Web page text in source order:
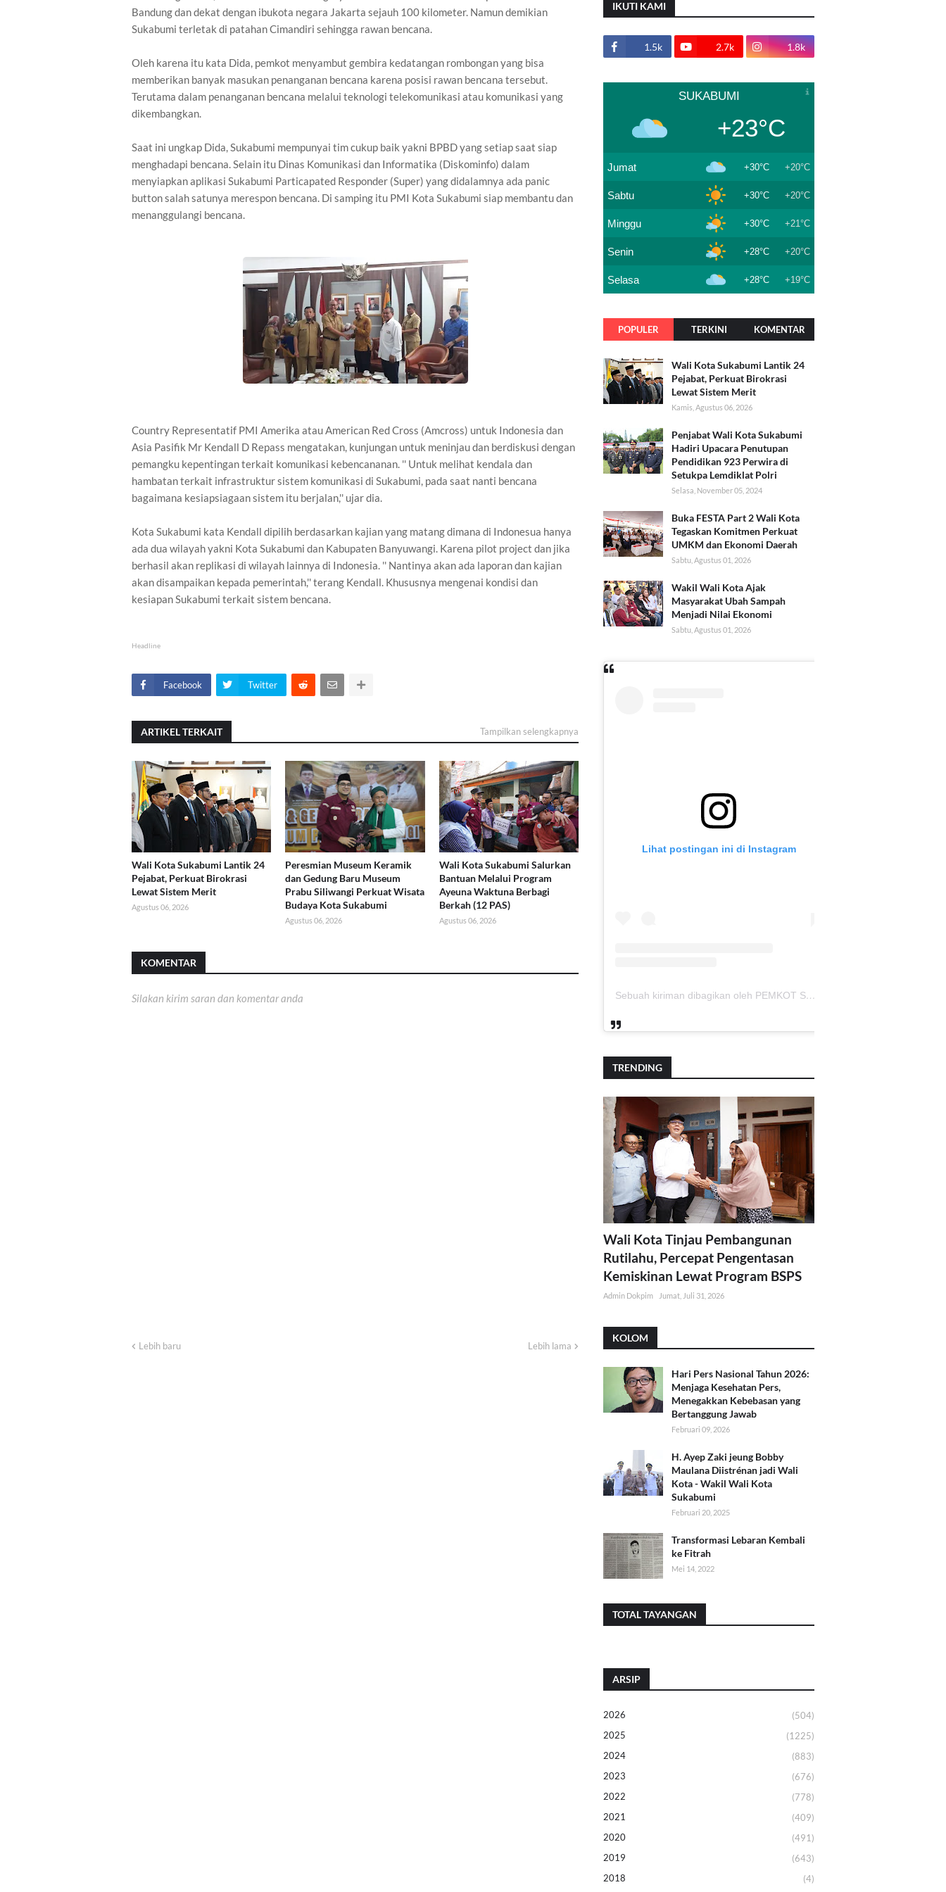
Bandung dan dekat dengan ibukota negara Jakarta sejauh 100 kilometer. Namun demikian
Sukabumi terletak di patahan Cimandiri sehingga rawan bencana.
Oleh karena itu kata Dida, pemkot menyambut gembira kedatangan rombongan yang bisa
memberikan banyak masukan penanganan bencana karena posisi rawan bencana tersebut.
Terutama dalam penanganan bencana melalui teknologi telekomunikasi atau komunikasi yang
dikembangkan.
Saat ini ungkap Dida, Sukabumi mempunyai tim cukup baik yakni BPBD yang setiap saat siap
menghadapi bencana. Selain itu Dinas Komunikasi dan Informatika (Diskominfo) dalam
menyiapkan aplikasi Sukabumi Particapated Responder (Super) yang didalamnya ada panic
button salah satunya merespon bencana. Di samping itu PMI Kota Sukabumi siap membantu dan
menanggulangi bencana.
Country Representatif PMI Amerika atau American Red Cross (Amcross) untuk Indonesia dan
Asia Pasifik Mr Kendall D Repass mengatakan, kunjungan untuk meninjau dan berdiskusi dengan
pemangku kepentingan terkait komunikasi kebencananan. '' Untuk melihat kendala dan
hambatan terkait infrastruktur sistem komunikasi di Sukabumi, pada saat nanti bencana
bagaimana kesiapsiagaan sistem itu berjalan,'' ujar dia.
Kota Sukabumi kata Kendall dipilih berdasarkan kajian yang matang dimana di Indonesua hanya
ada dua wilayah yakni Kota Sukabumi dan Kabupaten Banyuwangi. Karena pilot project dan jika
berhasil akan replikasi di wilayah lainnya di Indonesia. '' Nantinya akan ada laporan dan kajian
akan disampaikan kepada pemerintah,'' terang Kendall. Khususnya mengenai kondisi dan
kesiapan Sukabumi terkait sistem bencana.
Headline
Facebook Twitter
ARTIKEL TERKAIT Tampilkan selengkapnya
Wali Kota Sukabumi Lantik 24
Pejabat, Perkuat Birokrasi
Lewat Sistem Merit
Agustus 06, 2026
Peresmian Museum Keramik
dan Gedung Baru Museum
Prabu Siliwangi Perkuat Wisata
Budaya Kota Sukabumi
Agustus 06, 2026
Wali Kota Sukabumi Salurkan
Bantuan Melalui Program
Ayeuna Waktuna Berbagi
Berkah (12 PAS)
Agustus 06, 2026
KOMENTAR
Silakan kirim saran dan komentar anda
Lebih baru Lebih lama
IKUTI KAMI
1.5k 2.7k 1.8k
SUKABUMI
+23°C
Jumat +30°C +20°C
Sabtu +30°C +20°C
Minggu +30°C +21°C
Senin +28°C +20°C
Selasa +28°C +19°C
POPULER TERKINI KOMENTAR
Wali Kota Sukabumi Lantik 24
Pejabat, Perkuat Birokrasi
Lewat Sistem Merit
Kamis, Agustus 06, 2026
Penjabat Wali Kota Sukabumi
Hadiri Upacara Penutupan
Pendidikan 923 Perwira di
Setukpa Lemdiklat Polri
Selasa, November 05, 2024
Buka FESTA Part 2 Wali Kota
Tegaskan Komitmen Perkuat
UMKM dan Ekonomi Daerah
Sabtu, Agustus 01, 2026
Wakil Wali Kota Ajak
Masyarakat Ubah Sampah
Menjadi Nilai Ekonomi
Sabtu, Agustus 01, 2026
Lihat postingan ini di Instagram
Sebuah kiriman dibagikan oleh PEMKOT SUKABUMI (@pemkotsukabumi_)
TRENDING
Wali Kota Tinjau Pembangunan
Rutilahu, Percepat Pengentasan
Kemiskinan Lewat Program BSPS
Admin Dokpim Jumat, Juli 31, 2026
KOLOM
Hari Pers Nasional Tahun 2026:
Menjaga Kesehatan Pers,
Menegakkan Kebebasan yang
Bertanggung Jawab
Februari 09, 2026
H. Ayep Zaki jeung Bobby
Maulana Diistrénan jadi Wali
Kota - Wakil Wali Kota
Sukabumi
Februari 20, 2025
Transformasi Lebaran Kembali
ke Fitrah
Mei 14, 2022
TOTAL TAYANGAN
ARSIP
2026
(504)
2025
(1225)
2024
(883)
2023
(676)
2022
(778)
2021
(409)
2020
(491)
2019
(643)
2018
(4)